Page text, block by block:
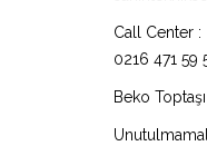
Call Center :
0216 471 59
Beko